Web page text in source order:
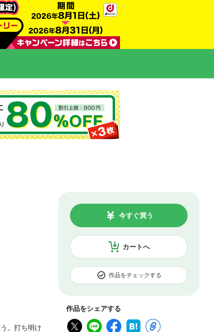
カートへ
今すぐ買う
作品をチェックする
作品をシェアする
。打ち明け